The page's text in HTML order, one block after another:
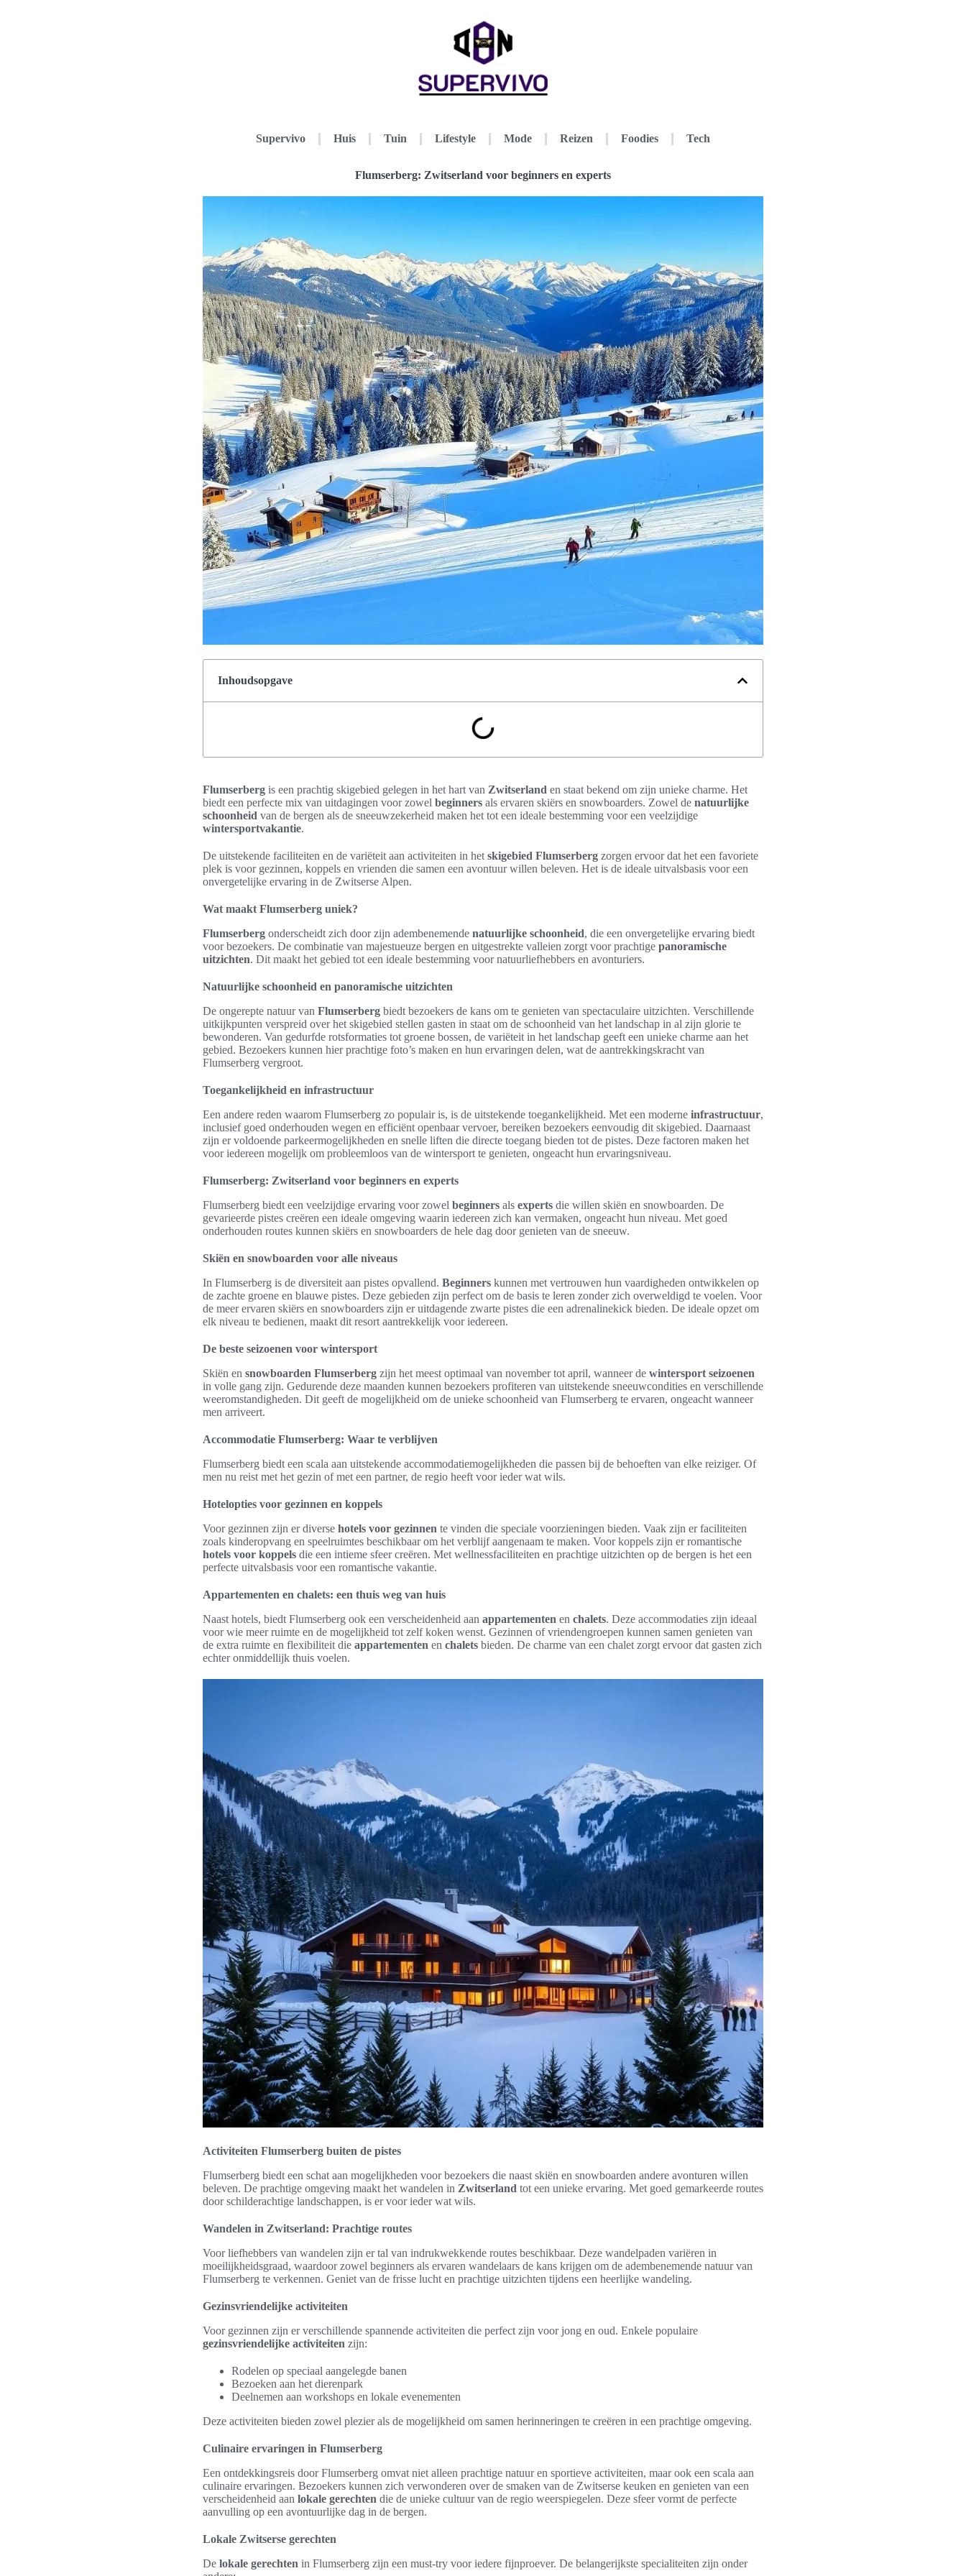
Supervivo Huis Tuin Lifestyle Mode Reizen Foodies Tech
Flumserberg: Zwitserland voor beginners en experts
Inhoudsopgave
Flumserberg is een prachtig skigebied gelegen in het hart van Zwitserland en staat bekend om zijn unieke charme. Het
biedt een perfecte mix van uitdagingen voor zowel beginners als ervaren skiërs en snowboarders. Zowel de natuurlijke
schoonheid van de bergen als de sneeuwzekerheid maken het tot een ideale bestemming voor een veelzijdige
wintersportvakantie.
De uitstekende faciliteiten en de variëteit aan activiteiten in het skigebied Flumserberg zorgen ervoor dat het een favoriete
plek is voor gezinnen, koppels en vrienden die samen een avontuur willen beleven. Het is de ideale uitvalsbasis voor een
onvergetelijke ervaring in de Zwitserse Alpen.
Wat maakt Flumserberg uniek?
Flumserberg onderscheidt zich door zijn adembenemende natuurlijke schoonheid, die een onvergetelijke ervaring biedt
voor bezoekers. De combinatie van majestueuze bergen en uitgestrekte valleien zorgt voor prachtige panoramische
uitzichten. Dit maakt het gebied tot een ideale bestemming voor natuurliefhebbers en avonturiers.
Natuurlijke schoonheid en panoramische uitzichten
De ongerepte natuur van Flumserberg biedt bezoekers de kans om te genieten van spectaculaire uitzichten. Verschillende
uitkijkpunten verspreid over het skigebied stellen gasten in staat om de schoonheid van het landschap in al zijn glorie te
bewonderen. Van gedurfde rotsformaties tot groene bossen, de variëteit in het landschap geeft een unieke charme aan het
gebied. Bezoekers kunnen hier prachtige foto’s maken en hun ervaringen delen, wat de aantrekkingskracht van
Flumserberg vergroot.
Toegankelijkheid en infrastructuur
Een andere reden waarom Flumserberg zo populair is, is de uitstekende toegankelijkheid. Met een moderne infrastructuur,
inclusief goed onderhouden wegen en efficiënt openbaar vervoer, bereiken bezoekers eenvoudig dit skigebied. Daarnaast
zijn er voldoende parkeermogelijkheden en snelle liften die directe toegang bieden tot de pistes. Deze factoren maken het
voor iedereen mogelijk om probleemloos van de wintersport te genieten, ongeacht hun ervaringsniveau.
Flumserberg: Zwitserland voor beginners en experts
Flumserberg biedt een veelzijdige ervaring voor zowel beginners als experts die willen skiën en snowboarden. De
gevarieerde pistes creëren een ideale omgeving waarin iedereen zich kan vermaken, ongeacht hun niveau. Met goed
onderhouden routes kunnen skiërs en snowboarders de hele dag door genieten van de sneeuw.
Skiën en snowboarden voor alle niveaus
In Flumserberg is de diversiteit aan pistes opvallend. Beginners kunnen met vertrouwen hun vaardigheden ontwikkelen op
de zachte groene en blauwe pistes. Deze gebieden zijn perfect om de basis te leren zonder zich overweldigd te voelen. Voor
de meer ervaren skiërs en snowboarders zijn er uitdagende zwarte pistes die een adrenalinekick bieden. De ideale opzet om
elk niveau te bedienen, maakt dit resort aantrekkelijk voor iedereen.
De beste seizoenen voor wintersport
Skiën en snowboarden Flumserberg zijn het meest optimaal van november tot april, wanneer de wintersport seizoenen
in volle gang zijn. Gedurende deze maanden kunnen bezoekers profiteren van uitstekende sneeuwcondities en verschillende
weeromstandigheden. Dit geeft de mogelijkheid om de unieke schoonheid van Flumserberg te ervaren, ongeacht wanneer
men arriveert.
Accommodatie Flumserberg: Waar te verblijven
Flumserberg biedt een scala aan uitstekende accommodatiemogelijkheden die passen bij de behoeften van elke reiziger. Of
men nu reist met het gezin of met een partner, de regio heeft voor ieder wat wils.
Hotelopties voor gezinnen en koppels
Voor gezinnen zijn er diverse hotels voor gezinnen te vinden die speciale voorzieningen bieden. Vaak zijn er faciliteiten
zoals kinderopvang en speelruimtes beschikbaar om het verblijf aangenaam te maken. Voor koppels zijn er romantische
hotels voor koppels die een intieme sfeer creëren. Met wellnessfaciliteiten en prachtige uitzichten op de bergen is het een
perfecte uitvalsbasis voor een romantische vakantie.
Appartementen en chalets: een thuis weg van huis
Naast hotels, biedt Flumserberg ook een verscheidenheid aan appartementen en chalets. Deze accommodaties zijn ideaal
voor wie meer ruimte en de mogelijkheid tot zelf koken wenst. Gezinnen of vriendengroepen kunnen samen genieten van
de extra ruimte en flexibiliteit die appartementen en chalets bieden. De charme van een chalet zorgt ervoor dat gasten zich
echter onmiddellijk thuis voelen.
Activiteiten Flumserberg buiten de pistes
Flumserberg biedt een schat aan mogelijkheden voor bezoekers die naast skiën en snowboarden andere avonturen willen
beleven. De prachtige omgeving maakt het wandelen in Zwitserland tot een unieke ervaring. Met goed gemarkeerde routes
door schilderachtige landschappen, is er voor ieder wat wils.
Wandelen in Zwitserland: Prachtige routes
Voor liefhebbers van wandelen zijn er tal van indrukwekkende routes beschikbaar. Deze wandelpaden variëren in
moeilijkheidsgraad, waardoor zowel beginners als ervaren wandelaars de kans krijgen om de adembenemende natuur van
Flumserberg te verkennen. Geniet van de frisse lucht en prachtige uitzichten tijdens een heerlijke wandeling.
Gezinsvriendelijke activiteiten
Voor gezinnen zijn er verschillende spannende activiteiten die perfect zijn voor jong en oud. Enkele populaire
gezinsvriendelijke activiteiten zijn:
Rodelen op speciaal aangelegde banen
Bezoeken aan het dierenpark
Deelnemen aan workshops en lokale evenementen
Deze activiteiten bieden zowel plezier als de mogelijkheid om samen herinneringen te creëren in een prachtige omgeving.
Culinaire ervaringen in Flumserberg
Een ontdekkingsreis door Flumserberg omvat niet alleen prachtige natuur en sportieve activiteiten, maar ook een scala aan
culinaire ervaringen. Bezoekers kunnen zich verwonderen over de smaken van de Zwitserse keuken en genieten van een
verscheidenheid aan lokale gerechten die de unieke cultuur van de regio weerspiegelen. Deze sfeer vormt de perfecte
aanvulling op een avontuurlijke dag in de bergen.
Lokale Zwitserse gerechten
De lokale gerechten in Flumserberg zijn een must-try voor iedere fijnproever. De belangerijkste specialiteiten zijn onder